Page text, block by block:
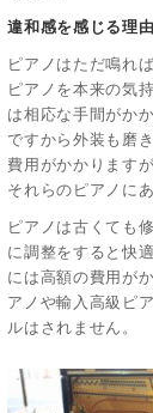
違和感を感じる理由
ピアノはただ鳴れ
ピアノを本来の気
は相応な手間がか
ですから外装も磨
費用がかかります
それらのピアノに
ピアノは古くても
に調整をすると快
には高額の費用が
アノや輸入高級ピ
ルはされません。